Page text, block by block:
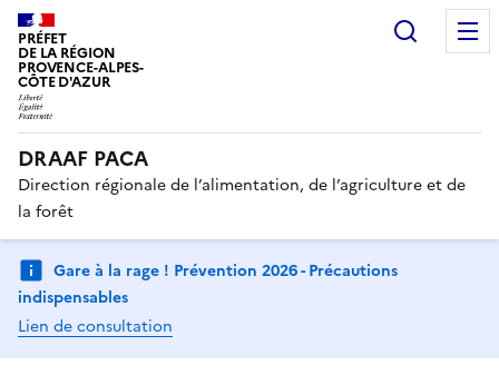
PRÉFET
DE LA RÉGION
PROVENCE-ALPES-
CÔTE D'AZUR
DRAAF PACA
Direction régionale de l’alimentation, de l’agriculture et de
la forêt
Gare à la rage ! Prévention 2026 - Précautions
indispensables
Lien de consultation